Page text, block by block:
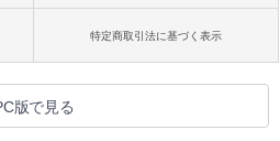
特定商取引法に基づく表示
版で見る